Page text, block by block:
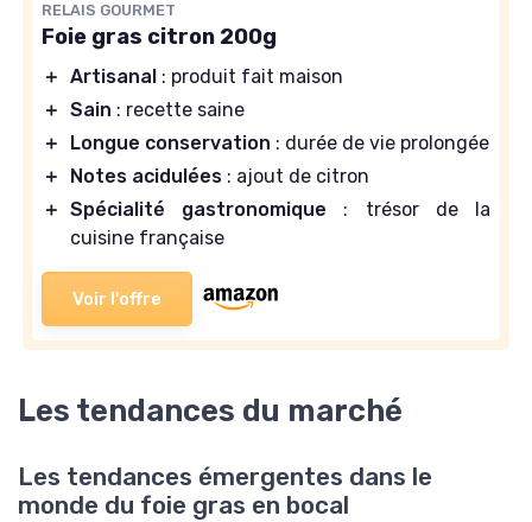
RELAIS GOURMET
Foie gras citron 200g
＋ Artisanal : produit fait maison
＋ Sain : recette saine
＋
Longue conservation : durée de vie prolongée
＋
Notes acidulées : ajout de citron
＋ Spécialité gastronomique : trésor de la
cuisine française
Voir l'offre
Les tendances du marché
Les tendances émergentes dans le
monde du foie gras en bocal